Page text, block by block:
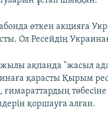
өткен акцияға
Ол Ресейдің
ақпанда "жасыл
қарасты Қырым
ғимараттардың
қоршауға алған.